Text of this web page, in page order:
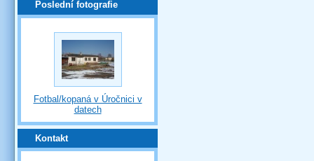
Poslední fotografie
Fotbal/kopaná v Úročnici v
datech
Kontakt